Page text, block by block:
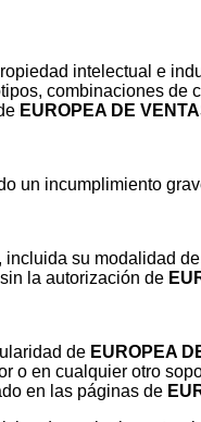
intelectual e
combinaciones
EUROPEA DE
un incumplimiento
su modalidad
la autorización de
de EUROPEA
en cualquier otro
en las páginas de